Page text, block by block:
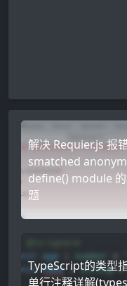
解决 Requier.js 报
smatched
define() module
题
TypeScript的类型
单行注释详解